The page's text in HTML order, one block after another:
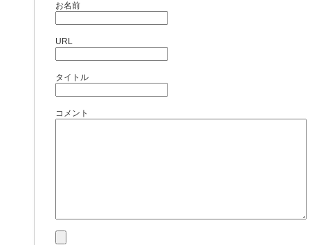
お名前
URL
タイトル
コメント